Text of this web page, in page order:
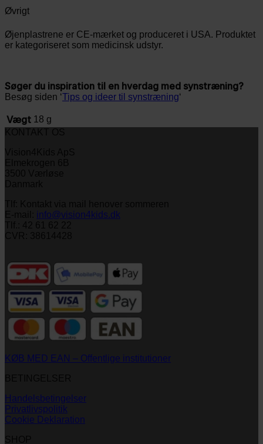
Øvrigt
Øjenplastrene er CE-mærket og produceret i USA. Produktet
er kategoriseret som medicinsk udstyr.
Søger du inspiration til en hverdag med synstræning?
Besøg siden ‘Tips og ideer til synstræning‘
Vægt 18 g
info@vision4kids.dk
KØB MED EAN – Offentlige institutioner
Handelsbetingelser
Privatlivspolitik
Cookie Deklaration